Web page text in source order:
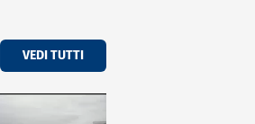
VEDI TUTTI